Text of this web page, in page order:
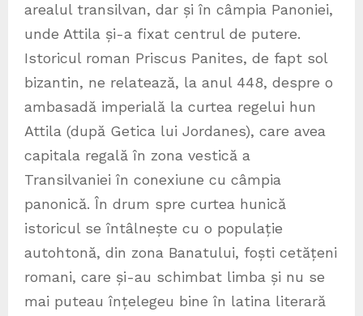
arealul transilvan, dar și în câmpia Panoniei,
unde Attila și-a fixat centrul de putere.
Istoricul roman Priscus Panites, de fapt sol
bizantin, ne relatează, la anul 448, despre o
ambasadă imperială la curtea regelui hun
Attila (după Getica lui Jordanes), care avea
capitala regală în zona vestică a
Transilvaniei în conexiune cu câmpia
panonică. În drum spre curtea hunică
istoricul se întâlnește cu o populație
autohtonă, din zona Banatului, foști cetățeni
romani, care și-au schimbat limba și nu se
mai puteau înțelegeu bine în latina literară